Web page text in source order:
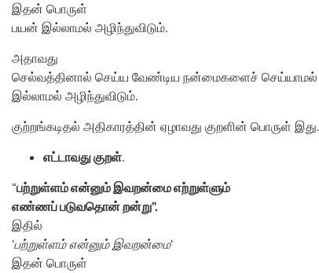
இதன் பொருள்
பயன் இல்லாமல் அழிந்துவிடும்.
அதாவது
செல்வத்தினால் செய்ய வேண்டிய நன்மைகளைச் செய்யாமல்
இல்லாமல் அழிந்துவிடும்.
குற்றங்கடிதல் அதிகாரத்தின் ஏழாவது குறளின் பொருள் இது.
எட்டாவது குறள்.
“பற்றுள்ளம் என்னும் இவறன்மை எற்றுள்ளும்
எண்ணப் படுவதொன் றன்று”.
இதில்
‘பற்றுள்ளம் என்னும் இவறன்மை‘
இதன் பொருள்